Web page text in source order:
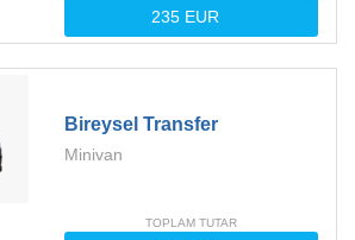
Bireysel Transfer
Minivan
TOPLAM TUTAR